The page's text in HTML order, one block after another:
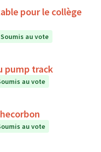
pour le collège
Soumis au vote
pump track
au vote
au vote